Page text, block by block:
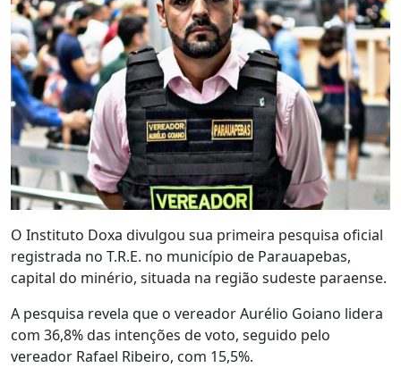
O Instituto Doxa divulgou sua primeira pesquisa oficial
registrada no T.R.E. no município de Parauapebas,
capital do minério, situada na região sudeste paraense.
A pesquisa revela que o vereador Aurélio Goiano lidera
com 36,8% das intenções de voto, seguido pelo
vereador Rafael Ribeiro, com 15,5%.